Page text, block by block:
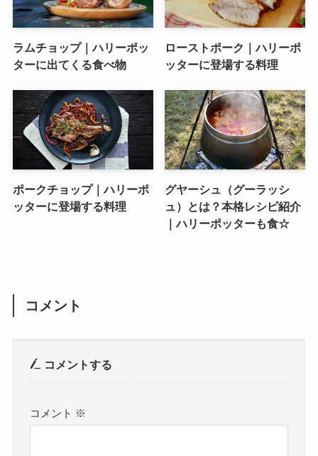
ラムチョップ｜ハリーポッ
ターに出てくる食べ物
ローストポーク｜ハリーポ
ッターに登場する料理
ポークチョップ｜ハリーポ
ッターに登場する料理
グヤーシュ（グーラッシ
ュ）とは？本格レシピ紹介
｜ハリーポッターも食☆
コメント
コメントする
コメント ※